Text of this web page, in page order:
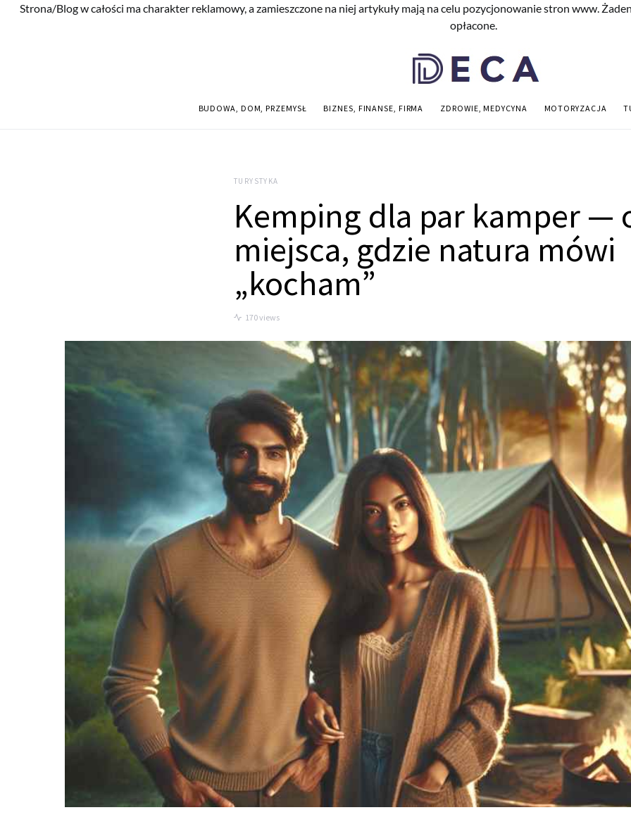
Strona/Blog w całości ma charakter reklamowy, a zamieszczone na niej artykuły mają na celu pozycjonowanie stron www.
opłacone.
BUDOWA, DOM, PRZEMYSŁ BIZNES, FINANSE, FIRMA ZDROWIE, MEDYCYNA MOTORYZACJA
TURYSTYKA
Kemping dla par kamper —
miejsca, gdzie natura mówi
„kocham”
170 views